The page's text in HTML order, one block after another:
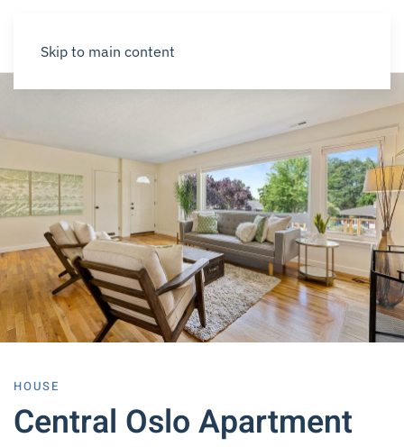
Skip to main content
HOUSE
Central Oslo Apartment